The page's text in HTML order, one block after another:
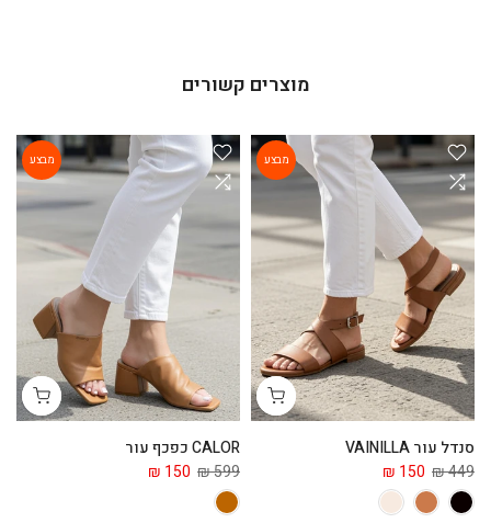
מוצרים קשורים
מבצע
סנדל עור VAINILLA
449 ₪
150 ₪
מבצע
CALOR כפכף עור
599 ₪
150 ₪